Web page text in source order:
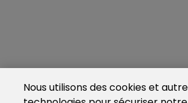
Nous utilisons des cookies et